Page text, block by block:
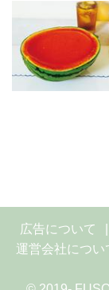
広告について
運営会社につい